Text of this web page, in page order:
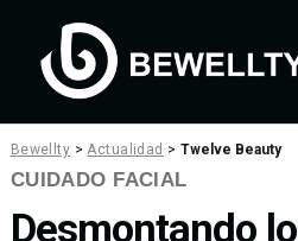
Bewellty >Actualidad >Twelve Beauty
CUIDADO FACIAL
Desmontando